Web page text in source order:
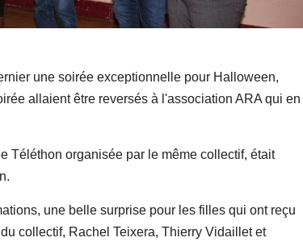
une soirée exceptionnelle pour Halloween,
allaient être reversés à l'association ARA qui en
Téléthon organisée par le même collectif, était
une belle surprise pour les filles qui ont reçu
collectif, Rachel Teixera, Thierry Vidaillet et